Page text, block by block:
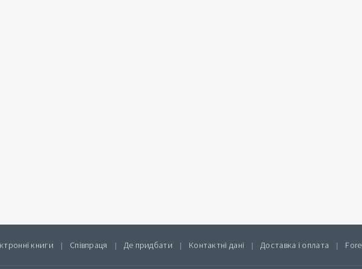
книги | Співпраця | Де придбати | Контактні дані | Доставка і оплата |